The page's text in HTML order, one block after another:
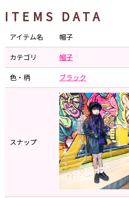
ITEMS DATA
アイテム名 帽子
カテゴリ 帽子
色・柄 ブラック
スナップ